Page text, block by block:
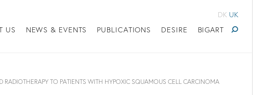
DK UK
US NEWS & EVENTS PUBLICATIONS DESIRE BIGART
TO PATIENTS WITH HYPOXIC SQUAMOUS CELL CARCINOMA